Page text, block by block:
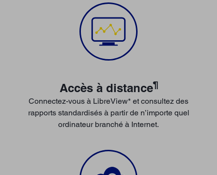
Accès à distance¶
Connectez-vous à LibreView* et consultez des
rapports standardisés à partir de n’importe quel
ordinateur branché à Internet.